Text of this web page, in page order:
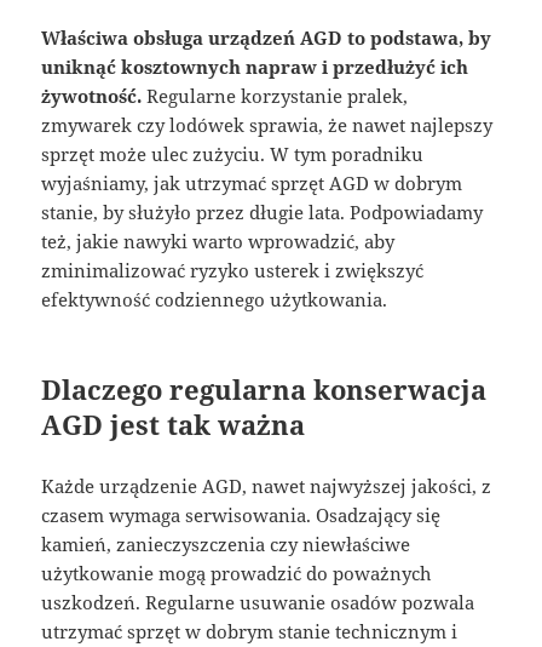
Właściwa obsługa urządzeń AGD to podstawa, by
uniknąć kosztownych napraw i przedłużyć ich
żywotność. Regularne korzystanie pralek,
zmywarek czy lodówek sprawia, że nawet najlepszy
sprzęt może ulec zużyciu. W tym poradniku
wyjaśniamy, jak utrzymać sprzęt AGD w dobrym
stanie, by służyło przez długie lata. Podpowiadamy
też, jakie nawyki warto wprowadzić, aby
zminimalizować ryzyko usterek i zwiększyć
efektywność codziennego użytkowania.
Dlaczego regularna konserwacja
AGD jest tak ważna
Każde urządzenie AGD, nawet najwyższej jakości, z
czasem wymaga serwisowania. Osadzający się
kamień, zanieczyszczenia czy niewłaściwe
użytkowanie mogą prowadzić do poważnych
uszkodzeń. Regularne usuwanie osadów pozwala
utrzymać sprzęt w dobrym stanie technicznym i